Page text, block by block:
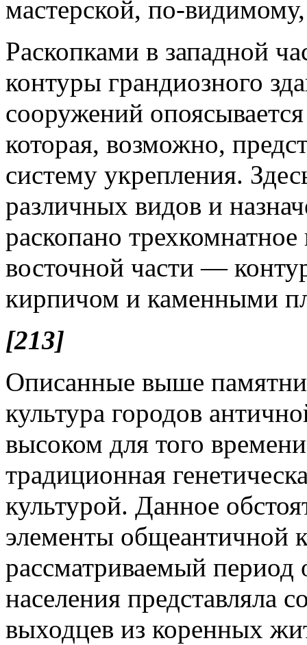
мастерской, по-
Раскопками в западной
контуры грандиозного
сооружений
которая, возможно,
систему укрепления.
различных видов и
раскопано
восточной части —
кирпичом и каменными
[213]
Описанные выше
культура городов
высоком для того
традиционная
культурой. Данное
элементы общеантичной
рассматриваемый период
населения представляла
выходцев из коренных